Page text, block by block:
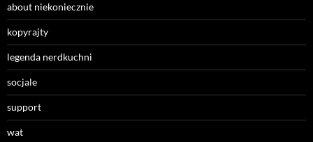
about niekoniecznie
kopyrajty
legenda nerdkuchni
socjale
support
wat